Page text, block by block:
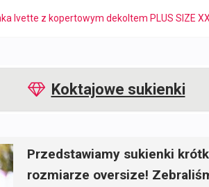
Ivette z kopertowym dekoltem PLUS SIZE
Koktajowe sukienki
Przedstawiamy sukienki
rozmiarze oversize!